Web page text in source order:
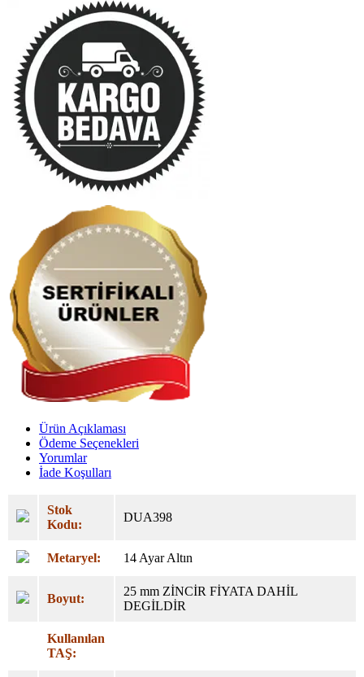
Ürün Açıklaması
Ödeme Seçenekleri
Yorumlar
İade Koşulları
Stok
Kodu:
DUA398
Metaryel: 14 Ayar Altın
Boyut:
25 mm ZİNCİR FİYATA DAHİL
DEGİLDİR
Kullanılan
TAŞ: